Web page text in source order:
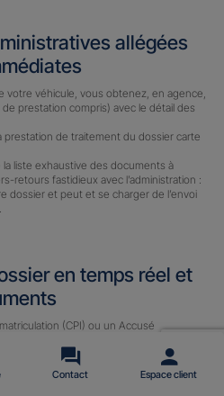
allégées
votre véhicule, vous obtenez, en agence,
prestation compris) avec le détail des
prestation de traitement du dossier carte
liste exhaustive des documents à
retours fastidieux avec l’administration :
dossier et peut et se charger de l’envoi
en temps réel et
(CPI) ou un Accusé
le n° d’immatriculation définitif une
notre prestataire.
Contact Espace client